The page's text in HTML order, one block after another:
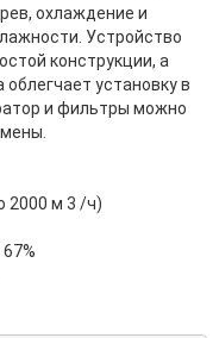
охлаждение и
Устройство
конструкции, а
установку в
и фильтры можно
2000 м 3 /ч)